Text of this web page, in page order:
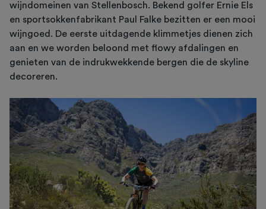
wijndomeinen van Stellenbosch. Bekend golfer Ernie Els
en sportsokkenfabrikant Paul Falke bezitten er een mooi
wijngoed. De eerste uitdagende klimmetjes dienen zich
aan en we worden beloond met flowy afdalingen en
genieten van de indrukwekkende bergen die de skyline
decoreren.